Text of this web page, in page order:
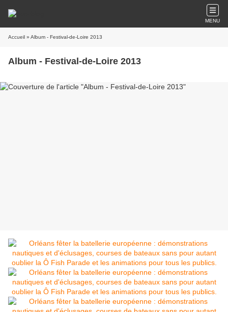
MENU
Accueil » Album - Festival-de-Loire 2013
Album - Festival-de-Loire 2013